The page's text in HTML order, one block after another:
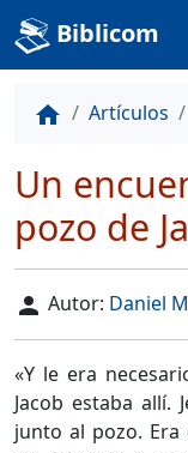
Biblicom
home Artículos
Un
pozo de
person Autor: Daniel
«Y le era
Jacob estaba allí.
junto al pozo.